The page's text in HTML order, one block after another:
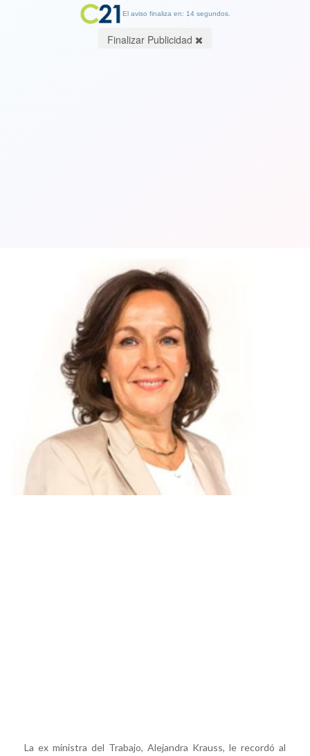
La ex ministra del Trabajo, Alejandra Krauss, le recordó al
El aviso finaliza en: 14 segundos.
Finalizar Publicidad